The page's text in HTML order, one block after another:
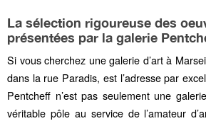
La sélection rigoureuse des
présentées par la galerie
Si vous cherchez une galerie d’art à
dans la rue Paradis, est l’adresse par
Pentcheff n’est pas seulement une
véritable pôle au service de l’amateur